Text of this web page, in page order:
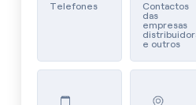
Telefones
Contactos
das
empresas
e outros